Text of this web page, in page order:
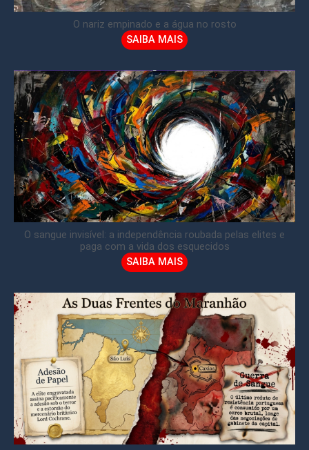
O nariz empinado e a água no rosto
SAIBA MAIS
O sangue invisível: a independência roubada pelas elites e
paga com a vida dos esquecidos
SAIBA MAIS